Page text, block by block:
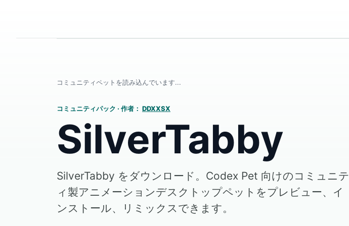
コミュニティペットを読み込んでいます...
コミュニティパック · 作者： DDXXSX
SilverTabby
SilverTabby をダウンロード。Codex Pet 向けのコミュニテ
ィ製アニメーションデスクトップペットをプレビュー、イ
ンストール、リミックスできます。